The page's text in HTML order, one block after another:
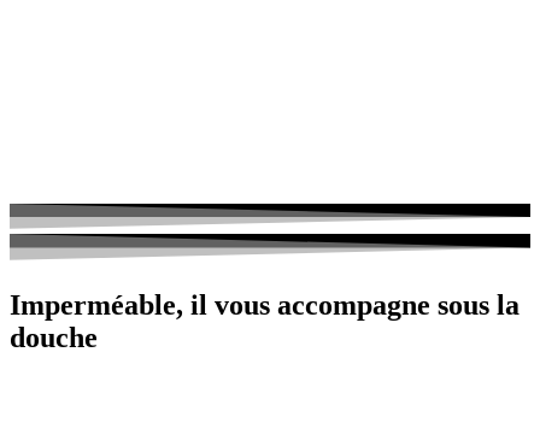
Imperméable, il vous accompagne sous la
douche